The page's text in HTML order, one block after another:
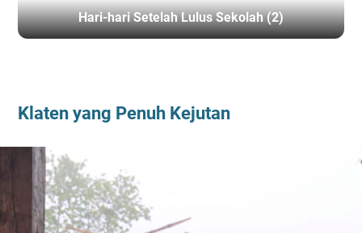
Hari-hari Setelah Lulus Sekolah (2)
Klaten yang Penuh Kejutan